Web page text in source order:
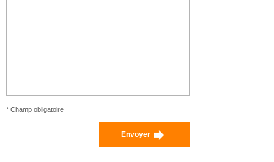
* Champ obligatoire
Envoyer